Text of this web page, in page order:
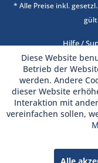
* Alle Preise inkl.
Hilfe /
Diese Website
Betrieb der
werden. Andere
dieser Website
Interaktion mit
vereinfachen sollen,